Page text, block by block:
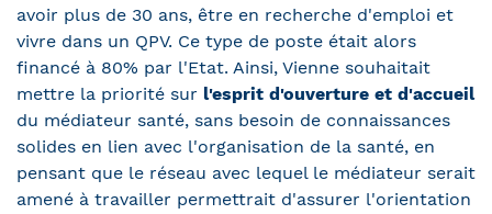
avoir plus de 30 ans, être en recherche d'emploi et
vivre dans un QPV. Ce type de poste était alors
financé à 80% par l'Etat. Ainsi, Vienne souhaitait
mettre la priorité sur l'esprit d'ouverture et d'accueil
du médiateur santé, sans besoin de connaissances
solides en lien avec l'organisation de la santé, en
pensant que le réseau avec lequel le médiateur serait
amené à travailler permettrait d'assurer l'orientation